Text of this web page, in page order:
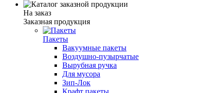
На заказ
Заказная продукция
Пакеты
Вакуумные пакеты
Воздушно-пузырчатые
Вырубная ручка
Для мусора
Зип-Лок
Крафт пакеты